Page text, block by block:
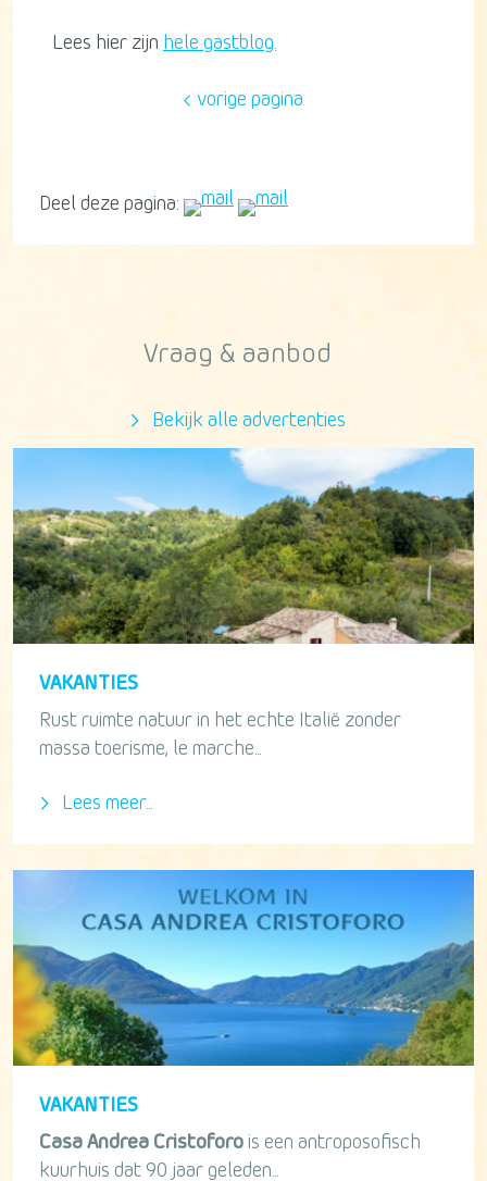
Lees hier zijn hele gastblog.
vorige pagina
Deel deze pagina:
Vraag & aanbod
Bekijk alle advertenties
VAKANTIES
Rust ruimte natuur in het echte Italië zonder
massa toerisme, le marche...
Lees meer...
VAKANTIES
Casa Andrea Cristoforo is een antroposofisch
kuurhuis dat 90 jaar geleden...